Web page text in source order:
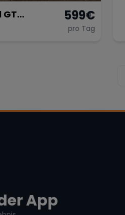
599€
pro Tag
App